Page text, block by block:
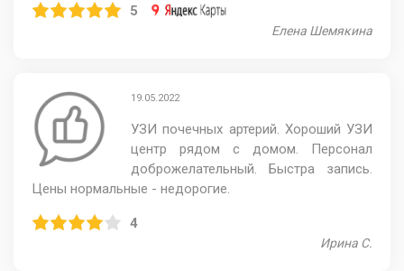
5
Елена Шемякина
19.05.2022
УЗИ почечных артерий. Хороший УЗИ
центр рядом с домом. Персонал
доброжелательный. Быстра запись.
Цены нормальные - недорогие.
4
Ирина С.